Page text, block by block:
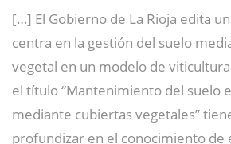
[…] El Gobierno de La Rioja edita
centra en la gestión del suelo
vegetal en un modelo de
el título “Mantenimiento del suelo
mediante cubiertas vegetales”
profundizar en el conocimiento de